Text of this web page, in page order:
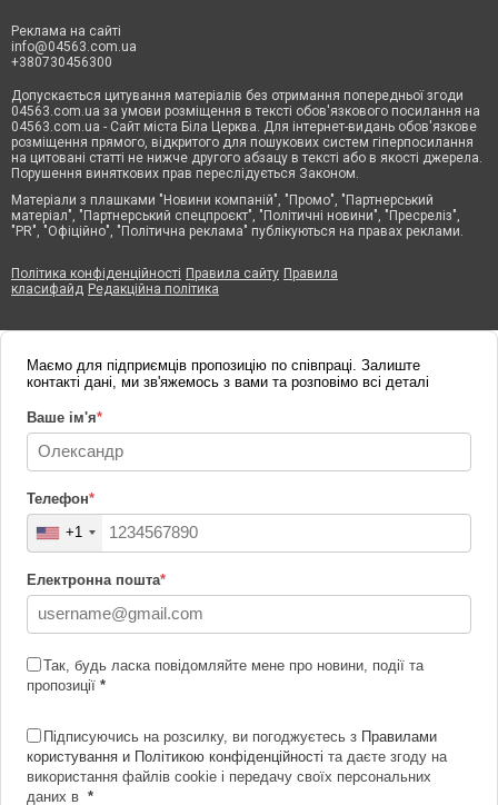
Реклама на сайті
info@04563.com.ua
+380730456300
Допускається цитування матеріалів без отримання попередньої згоди
04563.com.ua за умови розміщення в тексті обов'язкового посилання на
04563.com.ua - Сайт міста Біла Церква. Для інтернет-видань обов'язкове
розміщення прямого, відкритого для пошукових систем гіперпосилання
на цитовані статті не нижче другого абзацу в тексті або в якості джерела.
Порушення виняткових прав переслідується Законом.
Матеріали з плашками "Новини компаній", "Промо", "Партнерський
матеріал", "Партнерський спецпроєкт", "Політичні новини", "Пресреліз",
"PR", "Офіційно", "Політична реклама" публікуються на правах реклами.
Політика конфіденційності Правила сайту Правила
класифайд Редакційна політика
Маємо для підприємців пропозицію по співпраці. Залиште
контакті дані, ми зв'яжемось з вами та розповімо всі деталі
Ваше ім'я*
Телефон*
+1
Електронна пошта*
Так, будь ласка повідомляйте мене про новини, події та
пропозиції *
Підписуючись на розсилку, ви погоджуєтесь з Правилами
користування и Політикою конфіденційності та даєте згоду на
використання файлів cookie і передачу своїх персональних
даних в *